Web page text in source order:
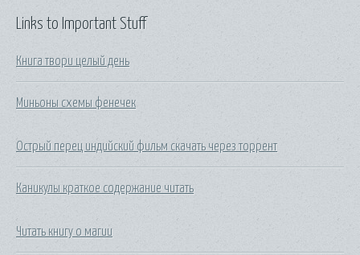
Links to Important Stuff
Книга твори целый день
Миньоны схемы фенечек
Острый перец индийский фильм скачать через торрент
Каникулы краткое содержание читать
Читать книгу о магии